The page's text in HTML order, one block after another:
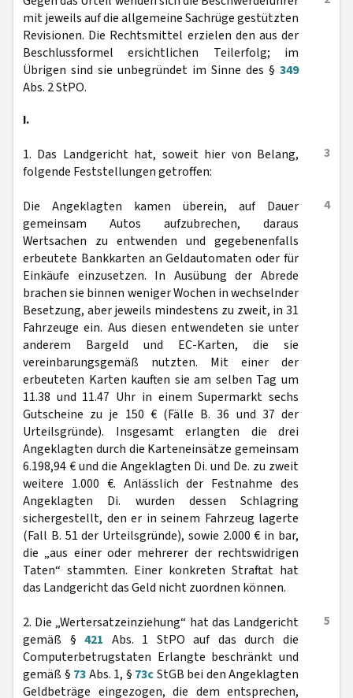
mit jeweils auf die allgemeine Sachrüge gestützten
Revisionen. Die Rechtsmittel erzielen den aus der
Beschlussformel ersichtlichen Teilerfolg; im
Übrigen sind sie unbegründet im Sinne des § 349
Abs. 2 StPO.
I.
3
1. Das Landgericht hat, soweit hier von Belang,
folgende Feststellungen getroffen:
4
Die Angeklagten kamen überein, auf Dauer
gemeinsam Autos aufzubrechen, daraus
Wertsachen zu entwenden und gegebenenfalls
erbeutete Bankkarten an Geldautomaten oder für
Einkäufe einzusetzen. In Ausübung der Abrede
brachen sie binnen weniger Wochen in wechselnder
Besetzung, aber jeweils mindestens zu zweit, in 31
Fahrzeuge ein. Aus diesen entwendeten sie unter
anderem Bargeld und EC-Karten, die sie
vereinbarungsgemäß nutzten. Mit einer der
erbeuteten Karten kauften sie am selben Tag um
11.38 und 11.47 Uhr in einem Supermarkt sechs
Gutscheine zu je 150 € (Fälle B. 36 und 37 der
Urteilsgründe). Insgesamt erlangten die drei
Angeklagten durch die Karteneinsätze gemeinsam
6.198,94 € und die Angeklagten Di. und De. zu zweit
weitere 1.000 €. Anlässlich der Festnahme des
Angeklagten Di. wurden dessen Schlagring
sichergestellt, den er in seinem Fahrzeug lagerte
(Fall B. 51 der Urteilsgründe), sowie 2.000 € in bar,
die „aus einer oder mehrerer der rechtswidrigen
Taten“ stammten. Einer konkreten Straftat hat
das Landgericht das Geld nicht zuordnen können.
5
2. Die „Wertersatzeinziehung“ hat das Landgericht
gemäß §421 Abs. 1 StPO auf das durch die
Computerbetrugstaten Erlangte beschränkt und
gemäß § 73Abs. 1, § 73cStGB bei den Angeklagten
Geldbeträge eingezogen, die dem entsprechen,